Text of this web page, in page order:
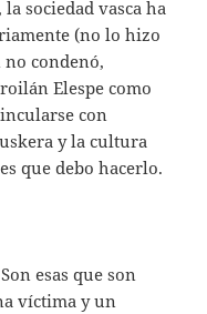
sociedad vasca ha
(no lo hizo
condenó,
Elespe como
con
y la cultura
que debo hacerlo.
esas que son
víctima y un